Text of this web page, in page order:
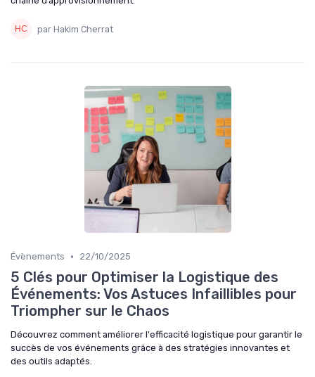
par Hakim Cherrat
Évènements • 22/10/2025
5 Clés pour Optimiser la Logistique des
Événements: Vos Astuces Infaillibles pour
Triompher sur le Chaos
Découvrez comment améliorer l'efficacité logistique pour garantir le
succès de vos événements grâce à des stratégies innovantes et
des outils adaptés.